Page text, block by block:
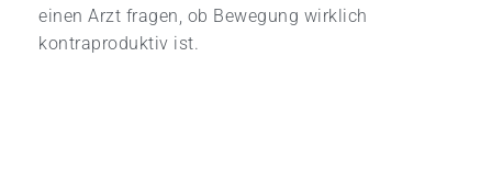
einen Arzt fragen, ob Bewegung wirklich
kontraproduktiv ist.